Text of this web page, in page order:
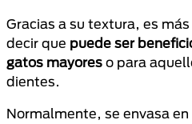
Gracias a su textura, es
decir que puede ser
gatos mayores o para
dientes.
Normalmente, se envasa